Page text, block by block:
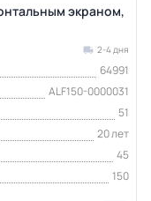
экраном,
2-4 дня
64991
ALF150-0000031
51
20 лет
45
150